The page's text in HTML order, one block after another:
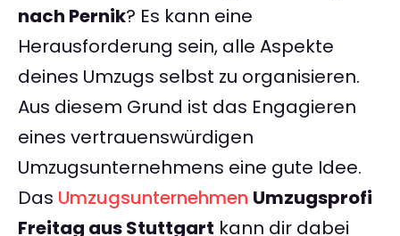
nach Pernik? Es kann eine
Herausforderung sein, alle Aspekte
deines Umzugs selbst zu organisieren.
Aus diesem Grund ist das Engagieren
eines vertrauenswürdigen
Umzugsunternehmens eine gute Idee.
Das Umzugsunternehmen Umzugsprofi
Freitag aus Stuttgart kann dir dabei